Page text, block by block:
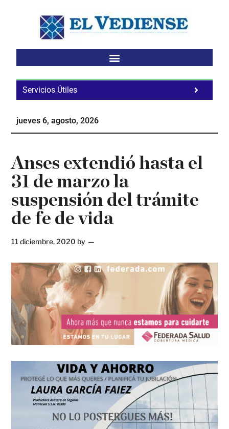
Servicios Útiles
jueves 6, agosto, 2026
Anses extendió hasta el
31 de marzo la
suspensión del trámite
de fe de vida
11 diciembre, 2020 by